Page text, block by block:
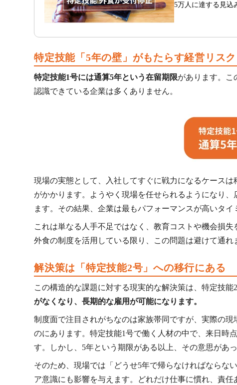
5万人に達する見込
在留資格申請は原
します。
特定技能「5年の壁」がもたらす経営リスク
特定技能1号には通算5年という在留期限があります。こ
認識できている企業は多くありません。
現場の実態として、入社してすぐに戦力になるケース
がかかります。ようやく現場を任せられるようになり
ます。その結果、企業は最もパフォーマンスが高いタイ
これは単なる人手不足ではなく、教育コストや機会損
外食の制度を活用している限り、この問題は避けて通れ
解決策は「特定技能2号」への移行にある
この構造的な課題に対する現実的な解決策は、特定技能
がなくなり、長期的な雇用が可能になります。
制度面で注目されがちなのは家族帯同ですが、実際の
のにあります。特定技能1号で働く人材の中で、来日時
す。しかし、5年という期限がある以上、その意思があ
そのため、現場では「どうせ5年で帰らなければならな
ア意識にも影響を与えます。どれだけ仕事に慣れ、責